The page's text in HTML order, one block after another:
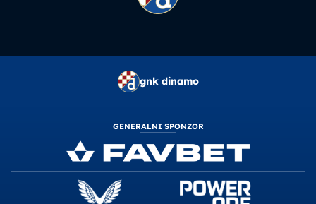
gnk dinamo
GENERALNI SPONZOR